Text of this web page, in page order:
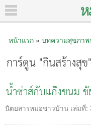
หน้าแรก» บทความสุขภาพ
การ์ตูน "กินสร้างสุข"
น้ำซ่าส์กับแก๊งขนม
นิตยสารหมอชาวบ้าน เล่มที่: